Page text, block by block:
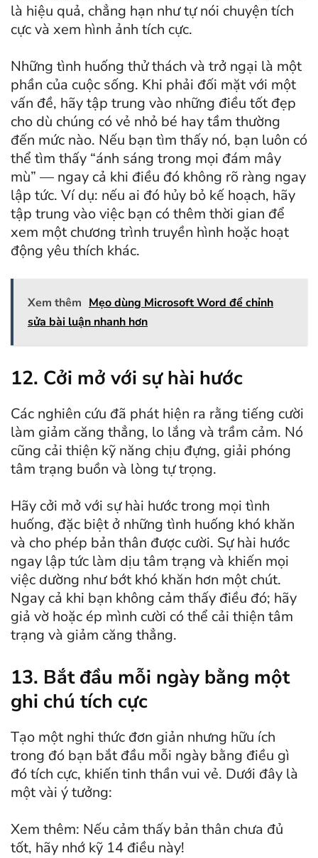
là hiệu quả, chẳng hạn như tự nói chuyện tích
cực và xem hình ảnh tích cực.
Những tình huống thử thách và trở ngại là một
phần của cuộc sống. Khi phải đối mặt với một
vấn đề, hãy tập trung vào những điều tốt đẹp
cho dù chúng có vẻ nhỏ bé hay tầm thường
đến mức nào. Nếu bạn tìm thấy nó, bạn luôn có
thể tìm thấy “ánh sáng trong mọi đám mây
mù” — ngay cả khi điều đó không rõ ràng ngay
lập tức. Ví dụ: nếu ai đó hủy bỏ kế hoạch, hãy
tập trung vào việc bạn có thêm thời gian để
xem một chương trình truyền hình hoặc hoạt
động yêu thích khác.
Xem thêm Mẹo dùng Microsoft Word để chỉnh
sửa bài luận nhanh hơn
12. Cởi mở với sự hài hước
Các nghiên cứu đã phát hiện ra rằng tiếng cười
làm giảm căng thẳng, lo lắng và trầm cảm. Nó
cũng cải thiện kỹ năng chịu đựng, giải phóng
tâm trạng buồn và lòng tự trọng.
Hãy cởi mở với sự hài hước trong mọi tình
huống, đặc biệt ở những tình huống khó khăn
và cho phép bản thân được cười. Sự hài hước
ngay lập tức làm dịu tâm trạng và khiến mọi
việc dường như bớt khó khăn hơn một chút.
Ngay cả khi bạn không cảm thấy điều đó; hãy
giả vờ hoặc ép mình cười có thể cải thiện tâm
trạng và giảm căng thẳng.
13. Bắt đầu mỗi ngày bằng một
ghi chú tích cực
Tạo một nghi thức đơn giản nhưng hữu ích
trong đó bạn bắt đầu mỗi ngày bằng điều gì
đó tích cực, khiến tinh thần vui vẻ. Dưới đây là
một vài ý tưởng:
Xem thêm: Nếu cảm thấy bản thân chưa đủ
tốt, hãy nhớ kỹ 14 điều này!